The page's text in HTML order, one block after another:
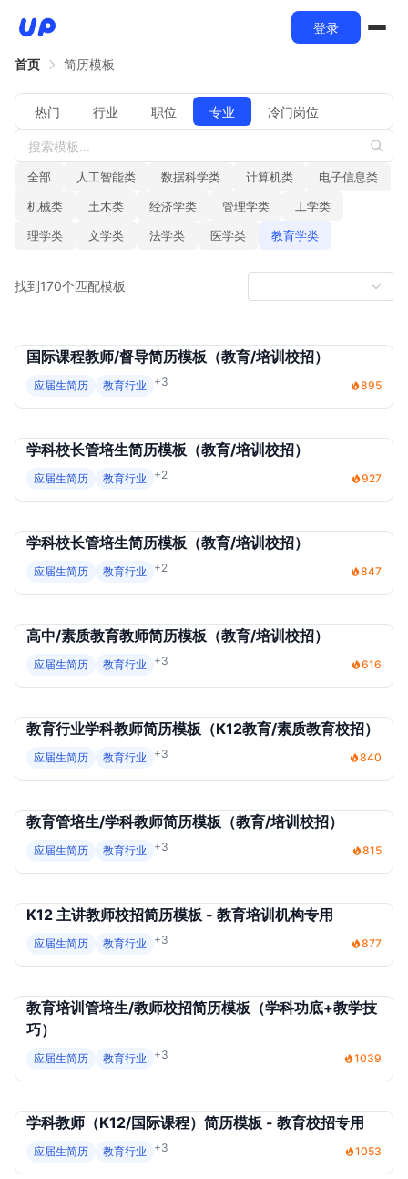
登录
首页 简历模板
热门 行业 职位 专业 冷门岗位
全部 人工智能类 数据科学类 计算机类
电子信息类
机械类
土木类 经济学类 管理学类
工学类
理学类
文学类 法学类 医学类 教育学类
找到170个匹配模板
国际课程教师/督导简历模板（教育/培训校招）
应届生简历 教育行业 +3 895
学科校长管培生简历模板（教育/培训校招）
应届生简历 教育行业 +2 927
学科校长管培生简历模板（教育/培训校招）
应届生简历 教育行业 +2 847
高中/素质教育教师简历模板（教育/培训校招）
应届生简历 教育行业 +3 616
教育行业学科教师简历模板（K12教育/素质教育校招）
应届生简历 教育行业 +3 840
教育管培生/学科教师简历模板（教育/培训校招）
应届生简历 教育行业 +3 815
K12 主讲教师校招简历模板 - 教育培训机构专用
应届生简历 教育行业 +3 877
教育培训管培生/教师校招简历模板（学科功底+教学技
巧）
应届生简历 教育行业 +3 1039
学科教师（K12/国际课程）简历模板 - 教育校招专用
应届生简历 教育行业 +3 1053